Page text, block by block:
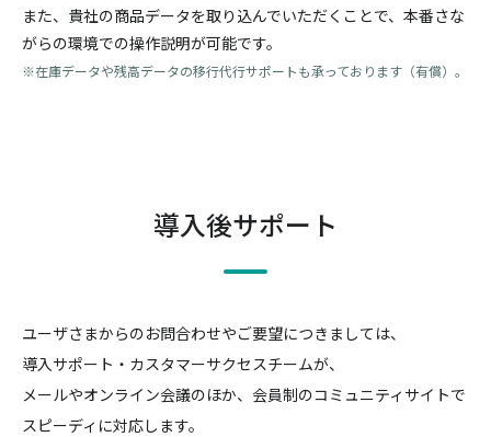
また、貴社の商品データを取り込んでいただくことで、本番さな
がらの環境での操作説明が可能です。
※在庫データや残高データの移行代行サポートも承っております（有償）。
導入後サポート
ユーザさまからのお問合わせやご要望につきましては、
導入サポート・カスタマーサクセスチームが、
メールやオンライン会議のほか、会員制のコミュニティサイトで
スピーディに対応します。